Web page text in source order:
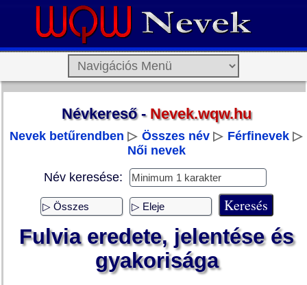
Névkereső - Nevek.wqw.hu
Nevek betűrendben ▷ Összes név ▷ Férfinevek ▷
Női nevek
Név keresése:
Fulvia eredete, jelentése és
gyakorisága